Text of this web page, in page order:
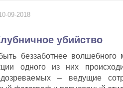
09-2018
убийство
беззаботнее волшебного
одного из них
– ведущие